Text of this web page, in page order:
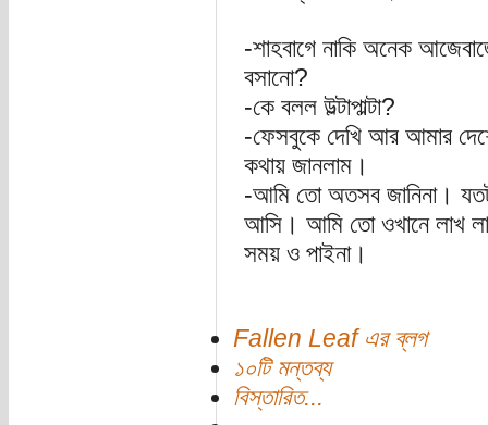
-শাহবাগে নাকি অনেক
বসানো?
-কে বলল উল্টাপাল্টা?
-ফেসবুকে দেখি আর আমার
কথায় জানলাম।
-আমি তো অতসব জানিনা।
আসি। আমি তো ওখানে লাখ
সময় ও পাইনা।
Fallen Leaf এর ব্লগ
১০টি মন্তব্য
বিস্তারিত...